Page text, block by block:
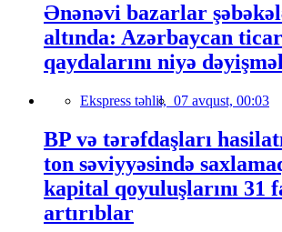
Ənənəvi bazarlar
altında: Azərbaycan
qaydalarını niyə
Ekspress təhlil, 07 avqust, 00:03
BP və tərəfdaşları
ton səviyyəsində
kapital qoyuluşlarını 31
artırıblar